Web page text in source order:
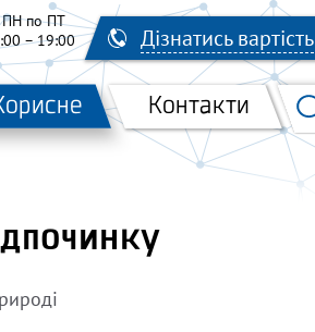
Дізнатись вартість
ПН по ПТ
– 19:00
Контакти